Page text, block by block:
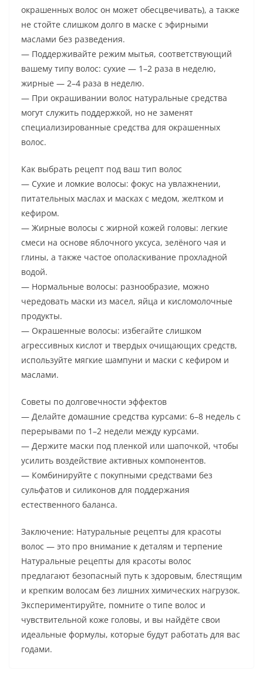
окрашенных волос он может обесцвечивать), а также
не стойте слишком долго в маске с эфирными
маслами без разведения.
— Поддерживайте режим мытья, соответствующий
вашему типу волос: сухие — 1–2 раза в неделю,
жирные — 2–4 раза в неделю.
— При окрашивании волос натуральные средства
могут служить поддержкой, но не заменят
специализированные средства для окрашенных
волос.
Как выбрать рецепт под ваш тип волос
— Сухие и ломкие волосы: фокус на увлажнении,
питательных маслах и масках с медом, желтком и
кефиром.
— Жирные волосы с жирной кожей головы: легкие
смеси на основе яблочного уксуса, зелёного чая и
глины, а также частое ополаскивание прохладной
водой.
— Нормальные волосы: разнообразие, можно
чередовать маски из масел, яйца и кисломолочные
продукты.
— Окрашенные волосы: избегайте слишком
агрессивных кислот и твердых очищающих средств,
используйте мягкие шампуни и маски с кефиром и
маслами.
Советы по долговечности эффектов
— Делайте домашние средства курсами: 6–8 недель с
перерывами по 1–2 недели между курсами.
— Держите маски под пленкой или шапочкой, чтобы
усилить воздействие активных компонентов.
— Комбинируйте с покупными средствами без
сульфатов и силиконов для поддержания
естественного баланса.
Заключение: Натуральные рецепты для красоты
волос — это про внимание к деталям и терпение
Натуральные рецепты для красоты волос
предлагают безопасный путь к здоровым, блестящим
и крепким волосам без лишних химических нагрузок.
Экспериментируйте, помните о типе волос и
чувствительной коже головы, и вы найдёте свои
идеальные формулы, которые будут работать для вас
годами.